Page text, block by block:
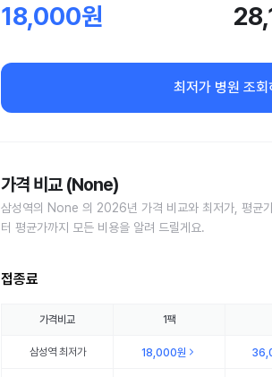
18,000원
최저가 병원 조회
가격 비교 (None)
삼성역의 None 의 2026년 가격 비교와 최저가, 평균
터 평균가까지 모든 비용을 알려 드릴게요.
접종료
가격비교 1팩
삼성역최저가 18,000원